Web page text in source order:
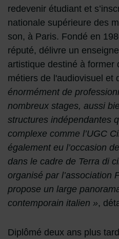
redevenir étudiant et
nationale supérieure des
son, à Paris. Fondé en
réputé, délivre un
artistique destiné à former
métiers de l'audiovisuel et
énormément de
nombreux stages, aussi
structures indépendantes
complexe comme l’UGC
également eu l’occasion
dans le cadre de Terra di
organisé par l’association
propose un large
contemporain italien »,
Diplômé deux ans plus